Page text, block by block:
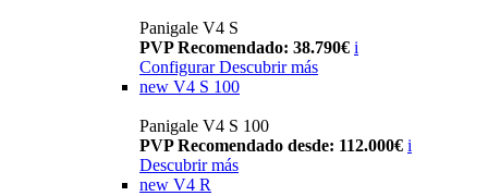
Panigale V4 S
PVP Recomendado: 38.790€ i
Configurar Descubrir más
new V4 S 100
Panigale V4 S 100
PVP Recomendado desde: 112.000€ i
Descubrir más
new V4 R